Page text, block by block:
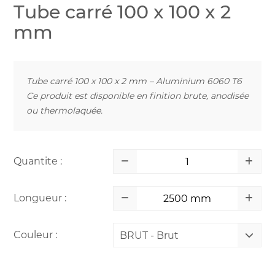
Tube carré 100 x 100 x 2
mm
Tube carré 100 x 100 x 2 mm – Aluminium 6060 T6
Ce produit est disponible en finition brute, anodisée
ou thermolaquée.
Quantite :
Longueur :
Couleur : BRUT - Brut